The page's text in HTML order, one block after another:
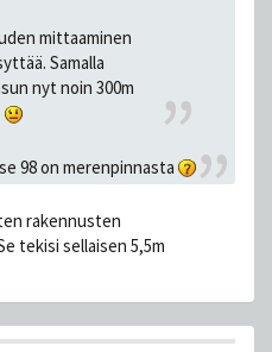
mittaaminen
Samalla
nyt noin 300m
98 on merenpinnasta
rakennusten
tekisi sellaisen 5,5m